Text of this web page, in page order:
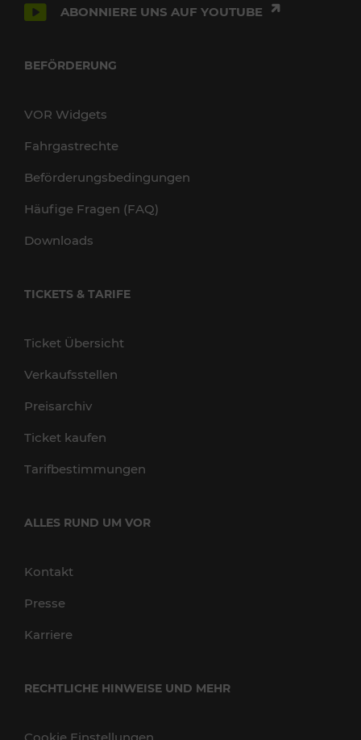
ABONNIERE UNS AUF YOUTUBE
BEFÖRDERUNG
VOR Widgets
Fahrgastrechte
Beförderungsbedingungen
Häufige Fragen (FAQ)
Downloads
TICKETS & TARIFE
Ticket Übersicht
Verkaufsstellen
Preisarchiv
Ticket kaufen
Tarifbestimmungen
ALLES RUND UM VOR
Kontakt
Presse
Karriere
RECHTLICHE HINWEISE UND MEHR